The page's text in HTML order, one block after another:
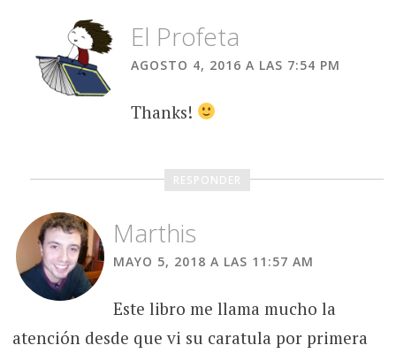
El Profeta
AGOSTO 4, 2016 A LAS 7:54 PM
Thanks!
RESPONDER
Marthis
MAYO 5, 2018 A LAS 11:57 AM
Este libro me llama mucho la
atención desde que vi su caratula por primera